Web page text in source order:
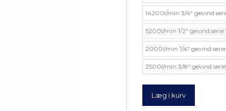
14200l/min 3/4" gevind
5200l/min 1/2" gevind serie
2000l/min 1/4" gevind serie
2500l/min 3/8" gevind serie
Læg i kurv